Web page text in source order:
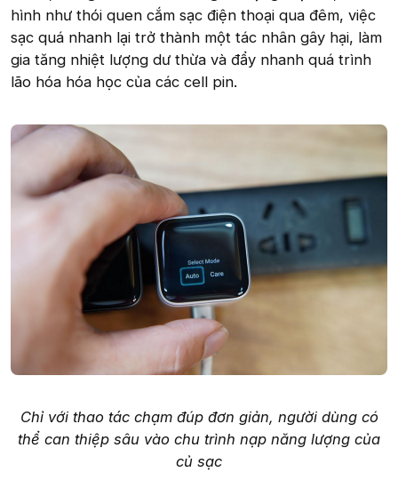
hình như thói quen cắm sạc điện thoại qua đêm, việc
sạc quá nhanh lại trở thành một tác nhân gây hại, làm
gia tăng nhiệt lượng dư thừa và đẩy nhanh quá trình
lão hóa hóa học của các cell pin.
Chỉ với thao tác chạm đúp đơn giản, người dùng có
thể can thiệp sâu vào chu trình nạp năng lượng của
củ sạc